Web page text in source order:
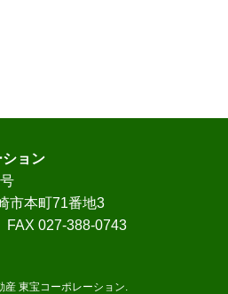
ョン
本町71番地3
027-388-0743
産 東宝コーポレーション.